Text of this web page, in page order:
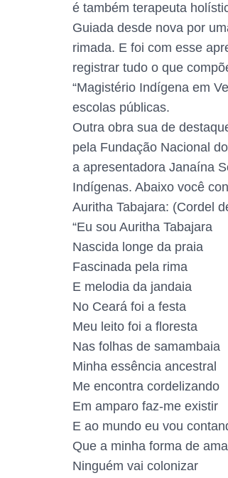
é também terapeuta
Guiada desde nova por
rimada. E foi com esse
registrar tudo o que
“Magistério Indígena em
escolas públicas.
Outra obra sua de
pela Fundação Nacional
a apresentadora Janaína
Indígenas. Abaixo você
Auritha Tabajara: (Cordel
“Eu sou Auritha Tabajara
Nascida longe da praia
Fascinada pela rima
E melodia da jandaia
No Ceará foi a festa
Meu leito foi a floresta
Nas folhas de samambaia
Minha essência ancestral
Me encontra cordelizando
Em amparo faz-me existir
E ao mundo eu vou
Que a minha forma de
Ninguém vai colonizar